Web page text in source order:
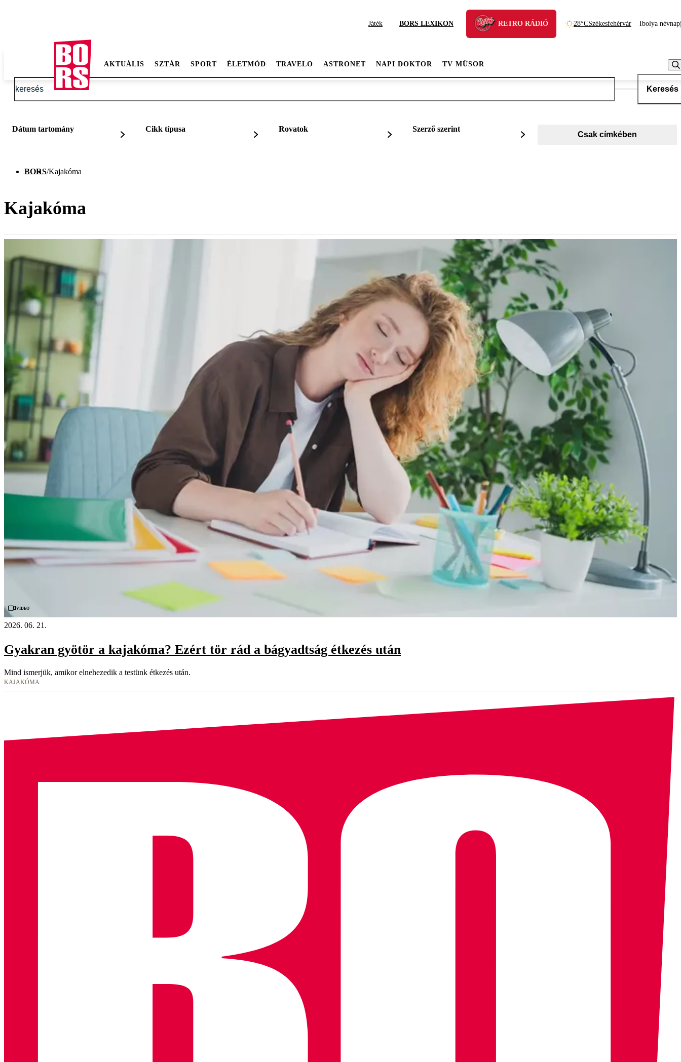
Játék BORS LEXIKON RETRO RÁDIÓ 28°CSzékesfehérvár Ibolya
AKTUÁLIS SZTÁR SPORT ÉLETMÓD TRAVELO ASTRONET NAPI DOKTOR TV MŰSOR
Keresés
Dátum tartomány Cikk típusa Rovatok Szerző szerint
Csak címkében
BORS/Kajakóma
Kajakóma
Videó
2026. 06. 21.
Gyakran gyötör a kajakóma? Ezért tör rád a bágyadtság étkezés után
Mind ismerjük, amikor elnehezedik a testünk étkezés után.
KAJAKÓMA